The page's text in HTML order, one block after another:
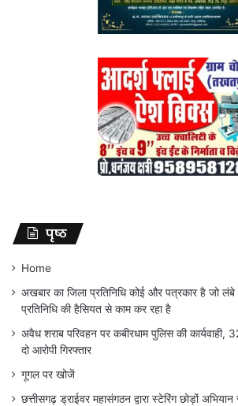
पृष्ठ
Home
अखबार का जिला प्रतिनिधि कोई और पत्रकार है जो
प्रतिनिधि की हैसियत से काम कर रहा है
अवैध शराब परिवहन पर कबीरधाम पुलिस की कार्यवाही,
दो आरोपी गिरफ्तार
गूगल पर खोजें
छत्तीसगढ़ ड्राईवर महासंगठन द्वारा स्टेरिंग छोड़ों